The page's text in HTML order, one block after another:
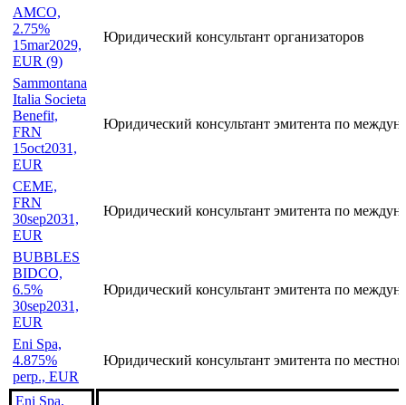
AMCO,
2.75%
15mar2029,
EUR (9)
Юридический консультант организаторов
Sammontana
Italia Societa
Benefit,
FRN
15oct2031,
EUR
Юридический консультант эмитента по
CEME,
FRN
30sep2031,
EUR
Юридический консультант эмитента по
BUBBLES
BIDCO,
6.5%
30sep2031,
EUR
Юридический консультант эмитента по
Eni Spa,
4.875%
perp., EUR
Юридический консультант эмитента по
Eni Spa,